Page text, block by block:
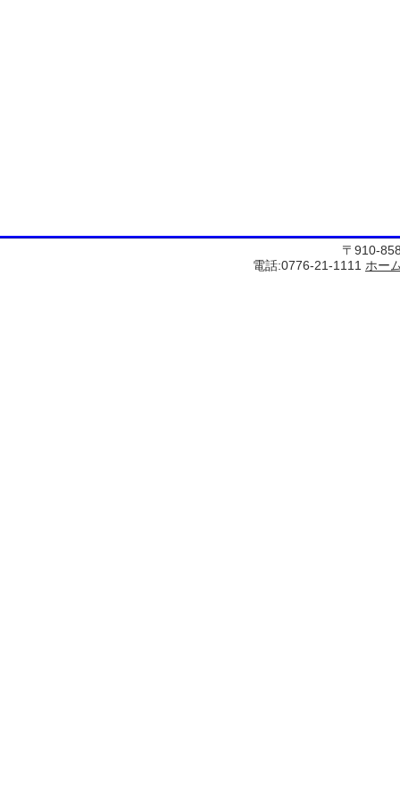
〒910-
電話:0776-21-1111 ホー